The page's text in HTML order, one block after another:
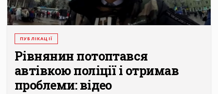
ПУБЛІКАЦІЇ
Рівнянин потоптався
автівкою поліції і отримав
проблеми: відео